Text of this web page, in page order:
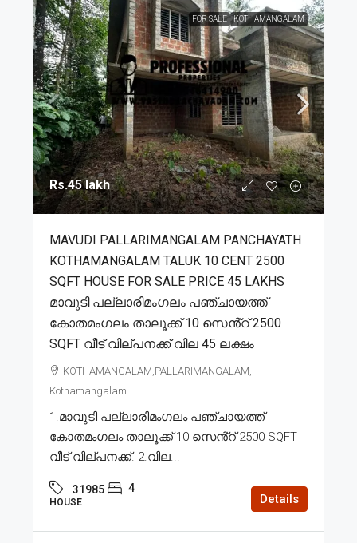
FOR SALE KOTHAMANGALAM
Rs.45 lakh
MAVUDI PALLARIMANGALAM PANCHAYATH
KOTHAMANGALAM TALUK 10 CENT 2500
SQFT HOUSE FOR SALE PRICE 45 LAKHS
മാവുടി പല്ലാരിമംഗലം പഞ്ചായത്ത്
കോതമംഗലം താലൂക്ക് 10 സെൻ്റ് 2500
SQFT വീട് വില്പനക്ക് വില 45 ലക്ഷം
KOTHAMANGALAM,PALLARIMANGALAM,
Kothamangalam
1.മാവുടി പല്ലാരിമംഗലം പഞ്ചായത്ത്
കോതമംഗലം താലൂക്ക് 10 സെൻ്റ് 2500 SQFT
വീട് വില്പനക്ക്. 2.വില...
31985 4
HOUSE Details